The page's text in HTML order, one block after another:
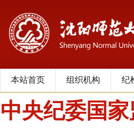
本站首页 组织机构 纪
中央纪委国